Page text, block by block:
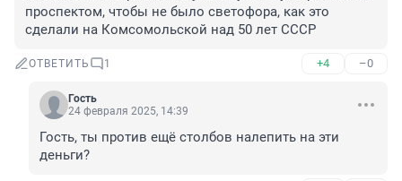
проспектом, чтобы не было светофора, как это
сделали на Комсомольской над 50 лет СССР
ОТВЕТИТЬ 1 +4 –0
Гость
24 февраля 2025, 14:39
Гость, ты против ещё столбов налепить на эти
деньги?